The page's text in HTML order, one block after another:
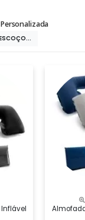
Em Pvc